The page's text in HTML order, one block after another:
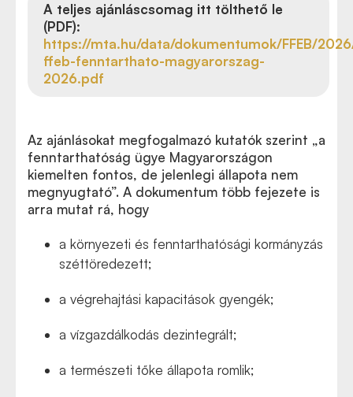
A teljes ajánláscsomag itt tölthető le
(PDF):
https://mta.hu/data/dokumentumok/FFEB/
ffeb-fenntarthato-magyarorszag-
2026.pdf
Az ajánlásokat megfogalmazó kutatók szerint „a
fenntarthatóság ügye Magyarországon
kiemelten fontos, de jelenlegi állapota nem
megnyugtató”. A dokumentum több fejezete is
arra mutat rá, hogy
a környezeti és fenntarthatósági kormányzás
széttöredezett;
a végrehajtási kapacitások gyengék;
a vízgazdálkodás dezintegrált;
a természeti tőke állapota romlik;